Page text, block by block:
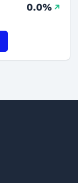
0.0%